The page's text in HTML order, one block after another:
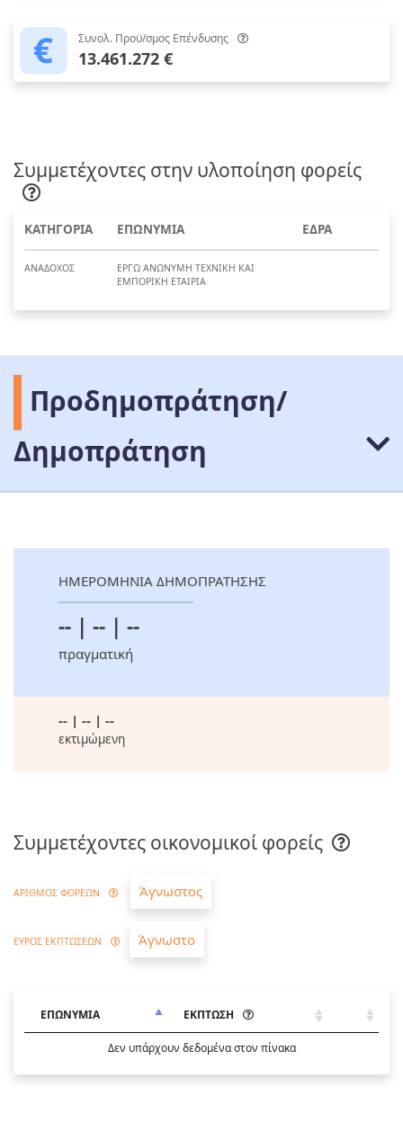
Συνολ. Προϋ/σμος Επένδυσης
13.461.272 €
Συμμετέχοντες στην υλοποίηση φορείς
ΚΑΤΗΓΟΡΙΑ ΕΠΩΝΥΜΙΑ ΕΔΡΑ
ΑΝΑΔΟΧΟΣ
ΕΡΓΩ ΑΝΩΝΥΜΗ ΤΕΧΝΙΚΗ ΚΑΙ
ΕΜΠΟΡΙΚΗ ΕΤΑΙΡΙΑ
Προδημοπράτηση/
Δημοπράτηση
ΗΜΕΡΟΜΗΝΙΑ ΔΗΜΟΠΡΑΤΗΣΗΣ
-- | -- | --
πραγματική
-- | -- | --
εκτιμώμενη
Συμμετέχοντες οικονομικοί φορείς
ΑΡΙΘΜΟΣ ΦΟΡΕΩΝ Άγνωστος
ΕΥΡΟΣ ΕΚΠΤΩΣΕΩΝ Άγνωστο
ΕΠΩΝΥΜΙΑ ΕΚΠΤΩΣΗ
Δεν υπάρχουν δεδομένα στον πίνακα